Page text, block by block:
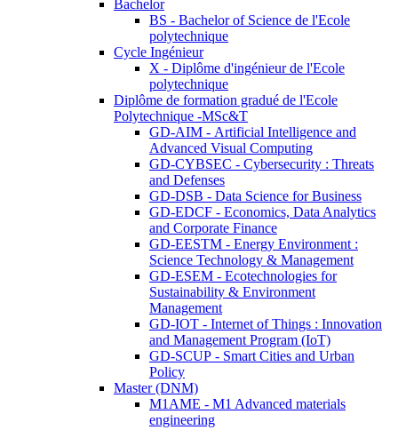
Bachelor
BS - Bachelor of Science de l'Ecole
polytechnique
Cycle Ingénieur
X - Diplôme d'ingénieur de l'Ecole
polytechnique
Diplôme de formation gradué de l'Ecole
Polytechnique -MSc&T
GD-AIM - Artificial Intelligence and
Advanced Visual Computing
GD-CYBSEC - Cybersecurity : Threats
and Defenses
GD-DSB - Data Science for Business
GD-EDCF - Economics, Data Analytics
and Corporate Finance
GD-EESTM - Energy Environment :
Science Technology & Management
GD-ESEM - Ecotechnologies for
Sustainability & Environment
Management
GD-IOT - Internet of Things : Innovation
and Management Program (IoT)
GD-SCUP - Smart Cities and Urban
Policy
Master (DNM)
M1AME - M1 Advanced materials
engineering